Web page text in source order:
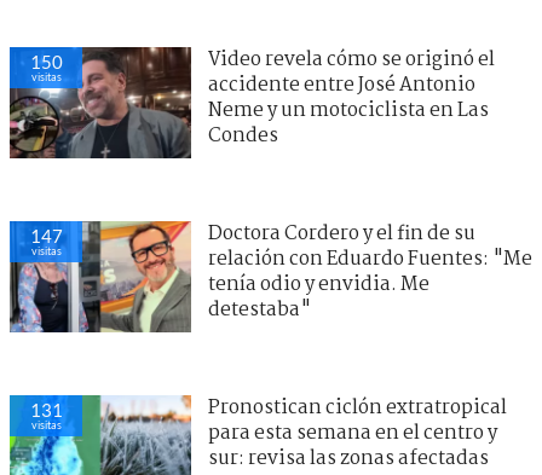
150
visitas
Video revela cómo se originó el
accidente entre José Antonio
Neme y un motociclista en Las
Condes
147
visitas
Doctora Cordero y el fin de su
relación con Eduardo Fuentes: "Me
tenía odio y envidia. Me
detestaba"
131
visitas
Pronostican ciclón extratropical
para esta semana en el centro y
sur: revisa las zonas afectadas